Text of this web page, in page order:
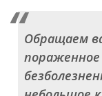
Обращаем